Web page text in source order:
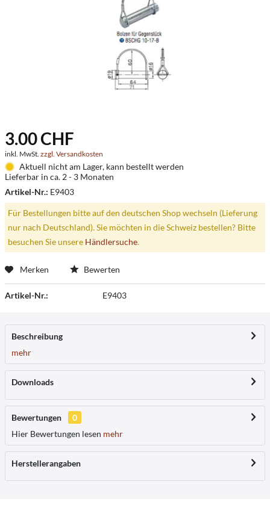
3.00 CHF
inkl. MwSt. zzgl. Versandkosten
Aktuell nicht am Lager, kann bestellt werden
Lieferbar in ca. 2 - 3 Monaten
Artikel-Nr.: E9403
Für Bestellungen bitte auf den deutschen Shop wechseln (Lieferung
nur nach Deutschland). Sie möchten in die Schweiz bestellen? Bitte
besuchen Sie unsere Händlersuche.
Merken Bewerten
Artikel-Nr.: E9403
Beschreibung
mehr
Downloads
Bewertungen
0
Hier Bewertungen lesen mehr
Herstellerangaben